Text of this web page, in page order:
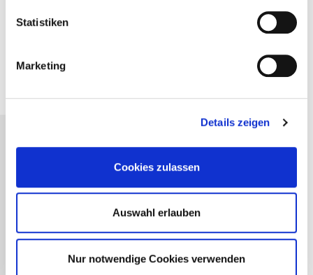
Statistiken
Marketing
Details zeigen
Cookies zulassen
Auswahl erlauben
Nur notwendige Cookies verwenden
Koch / Köchin & Fachkraft Küche
Theorie-Training für die